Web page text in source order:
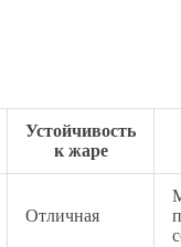
Устойчивость
к жаре
Отличная